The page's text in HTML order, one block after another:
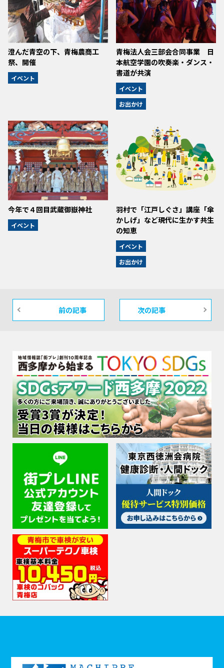
澄んだ青空の下、青梅農商工
祭、開催
イベント
青梅法人会三部会合同事業 日
本航空学園の吹奏楽・ダンス・
書道が共演
イベント
お出かけ
今年で４回目武蔵御嶽神社
イベント
羽村で「江戸しぐさ」講座「傘
かしげ」など現代に生かす共生
の知恵
イベント
お出かけ
前の記事 次の記事